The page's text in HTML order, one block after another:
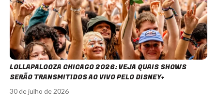
LOLLAPALOOZA CHICAGO 2026: VEJA QUAIS SHOWS
SERÃO TRANSMITIDOS AO VIVO PELO DISNEY+
30 de julho de 2026